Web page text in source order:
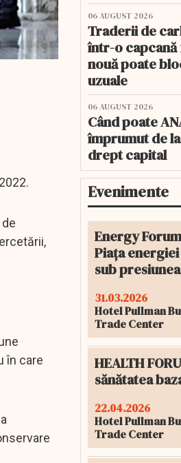
în care
06 AUGUST 2026
Traderii de
într-o capcană
nouă poate
uzuale
06 AUGUST 2026
Când poate
împrumut de
drept capital
Evenimente
Energy
Piața
sub
31.03.2026
Hotel Pullman
Trade Center
HEALTH
sănătatea
22.04.2026
Hotel Pullman
Trade Center